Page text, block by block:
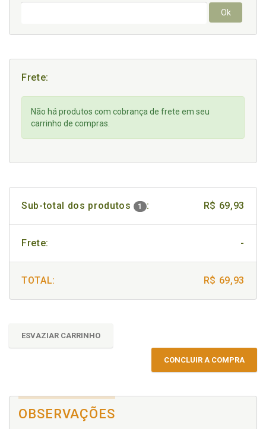
Ok
Frete:
Não há produtos com cobrança de frete em seu
carrinho de compras.
Sub-total dos produtos 1 : R$ 69,93
Frete: -
TOTAL: R$ 69,93
ESVAZIAR CARRINHO
CONCLUIR A COMPRA
OBSERVAÇÕES